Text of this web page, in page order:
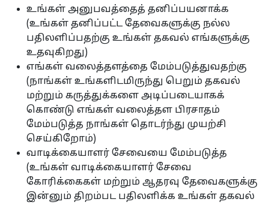
உங்கள் அனுபவத்தைத் தனிப்பயனாக்க
(உங்கள் தனிப்பட்ட தேவைகளுக்கு நல்ல
பதிலளிப்பதற்கு உங்கள் தகவல் எங்களுக்கு
உதவுகிறது)
எங்கள் வலைத்தளத்தை மேம்படுத்துவதற்கு
(நாங்கள் உங்களிடமிருந்து பெறும் தகவல்
மற்றும் கருத்துக்களை அடிப்படையாகக்
கொண்டு எங்கள் வலைத்தள பிரசாதம்
மேம்படுத்த நாங்கள் தொடர்ந்து முயற்சி
செய்கிறோம்)
வாடிக்கையாளர் சேவையை மேம்படுத்த
(உங்கள் வாடிக்கையாளர் சேவை
கோரிக்கைகள் மற்றும் ஆதரவு தேவைகளுக்கு
இன்னும் திறம்பட பதிலளிக்க உங்கள் தகவல்